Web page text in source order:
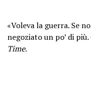
«Voleva la guerra. Se
negoziato un po’ di
Time.